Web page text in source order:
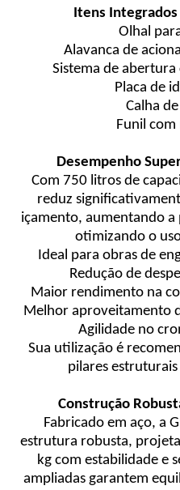
Itens
Olhal
Alavanca de
Sistema de
Placa de
Calha
Funil com
Desempenho
Com 750 litros de
reduz
içamento, aumentando
otimizando o
Ideal para obras de
Redução de
Maior rendimento na
Melhor aproveitamento
Agilidade no
Sua utilização é
pilares
Construção
Fabricado em aço, a
estrutura robusta,
kg com estabilidade e
ampliadas garantem